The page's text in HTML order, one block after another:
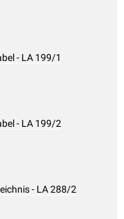
- LA 199/1
- LA 199/2
- LA 288/2